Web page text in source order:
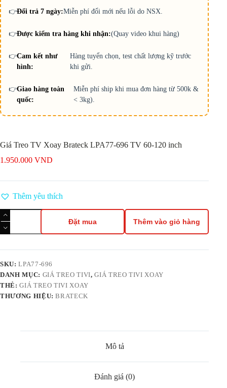
👉Đổi trả 7 ngày:Miễn phí đổi mới nếu lỗi do NSX.
👉Được kiểm tra hàng khi nhận:(Quay video khui hàng)
👉Cam kết như
hình:
Hàng tuyển chọn, test chất lượng kỹ trước
khi gửi.
👉Giao hàng toàn
quốc:
Miễn phí ship khi mua đơn hàng từ 500k &
< 3kg).
Giá Treo TV Xoay Brateck LPA77-696 TV 60-120 inch
1.950.000 VND
Thêm yêu thích
Giá
Treo
TV
696
TV
60-
120
inch
Đặt mua Thêm vào giỏ hàng
SKU:LPA77-696
DANH MỤC: GIÁ TREO TIVI,GIÁ TREO TIVI XOAY
THẺ:GIÁ TREO TIVI XOAY
THƯƠNG HIỆU:BRATECK
Mô tả
Đánh giá (0)